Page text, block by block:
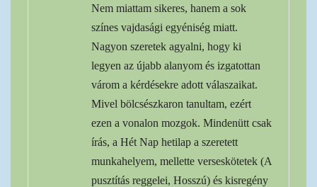
Nem miattam sikeres, hanem a sok
színes vajdasági egyéniség miatt.
Nagyon szeretek agyalni, hogy ki
legyen az újabb alanyom és izgatottan
várom a kérdésekre adott válaszaikat.
Mivel bölcsészkaron tanultam, ezért
ezen a vonalon mozgok. Mindenütt csak
írás, a Hét Nap hetilap a szeretett
munkahelyem, mellette verseskötetek (A
pusztítás reggelei, Hosszú) és kisregény